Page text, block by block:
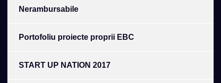
Nerambursabile
Portofoliu proiecte proprii EBC
START UP NATION 2017